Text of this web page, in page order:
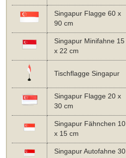
Singapur Flagge 60 x
90 cm
Singapur Minifahne 15
x 22 cm
Tischflagge Singapur
Singapur Flagge 20 x
30 cm
Singapur Fähnchen 10
x 15 cm
Singapur Autofahne 30